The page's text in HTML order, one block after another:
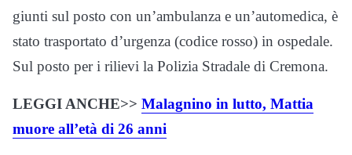
giunti sul posto con un’ambulanza e un’automedica, è
stato trasportato d’urgenza (codice rosso) in ospedale.
Sul posto per i rilievi la Polizia Stradale di Cremona.
LEGGI ANCHE>> Malagnino in lutto, Mattia
muore all’età di 26 anni